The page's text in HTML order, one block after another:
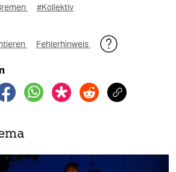
#Kollektiv
Fehlerhinweis